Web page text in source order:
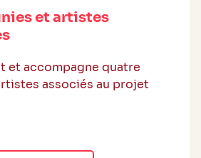
et artistes
et accompagne quatre
associés au projet